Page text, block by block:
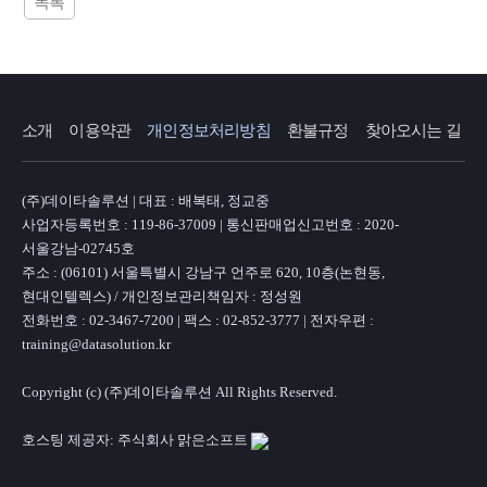
소개 이용약관 개인정보처리방침 환불규정 찾아오시는 길
(주)데이타솔루션 | 대표 : 배복태, 정교중
사업자등록번호 : 119-86-37009 | 통신판매업신고번호 : 2020-
서울강남-02745호
주소 : (06101) 서울특별시 강남구 언주로 620, 10층(논현동,
현대인텔렉스) / 개인정보관리책임자 : 정성원
전화번호 : 02-3467-7200 | 팩스 : 02-852-3777 | 전자우편 :
training@datasolution.kr
Copyright (c) (주)데이타솔루션 All Rights Reserved.
호스팅 제공자: 주식회사 맑은소프트